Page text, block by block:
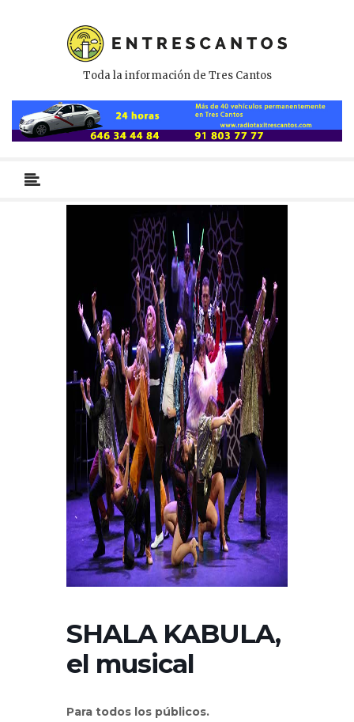
Toda la información de Tres Cantos
primario
SHALA KABULA,
el musical
Para todos los públicos.